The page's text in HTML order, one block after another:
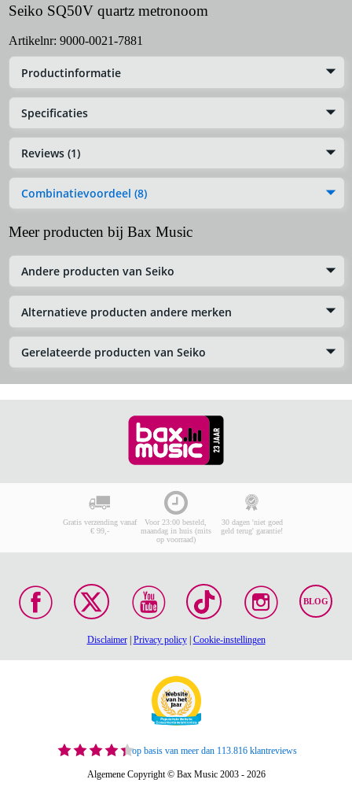
Seiko SQ50V quartz metronoom
Artikelnr: 9000-0021-7881
Productinformatie
Specificaties
Reviews (1)
Combinatievoordeel (8)
Meer producten bij Bax Music
Andere producten van Seiko
Alternatieve producten andere merken
Gerelateerde producten van Seiko
Gratis verzending vanaf
€ 99,-
Voor 23:00 besteld,
maandag in huis (mits
op voorraad)
30 dagen 'niet goed
geld terug' garantie!
BLOG
Disclaimer| Privacy policy| Cookie-instellingen
op basis van meer dan 113.816 klantreviews
Algemene Copyright © Bax Music 2003 - 2026